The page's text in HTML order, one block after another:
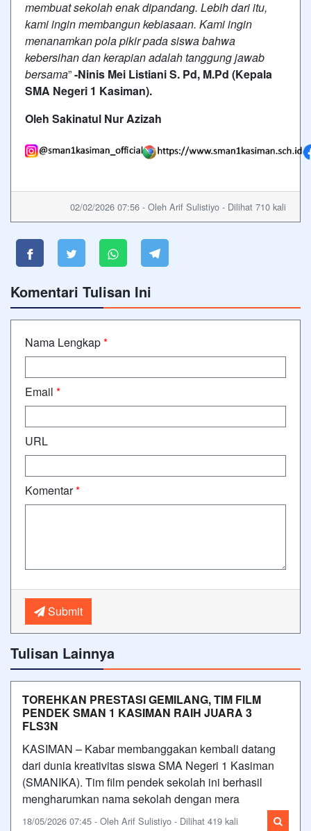
membuat sekolah enak dipandang. Lebih dari itu,
kami ingin membangun kebiasaan. Kami ingin
menanamkan pola pikir pada siswa bahwa
kebersihan dan kerapian adalah tanggung jawab
bersama”-Ninis Mei Listiani S. Pd, M.Pd (Kepala
SMA Negeri 1 Kasiman).
Oleh Sakinatul Nur Azizah
02/02/2026 07:56 - Oleh Arif Sulistiyo - Dilihat 710 kali
Komentari Tulisan Ini
Nama Lengkap*
Email *
URL
Komentar*
Submit
Tulisan Lainnya
TOREHKAN PRESTASI GEMILANG, TIM FILM
PENDEK SMAN 1 KASIMAN RAIH JUARA 3
FLS3N
KASIMAN – Kabar membanggakan kembali datang
dari dunia kreativitas siswa SMA Negeri 1 Kasiman
(SMANIKA). Tim film pendek sekolah ini berhasil
mengharumkan nama sekolah dengan mera
18/05/2026 07:45 - Oleh Arif Sulistiyo - Dilihat 419 kali